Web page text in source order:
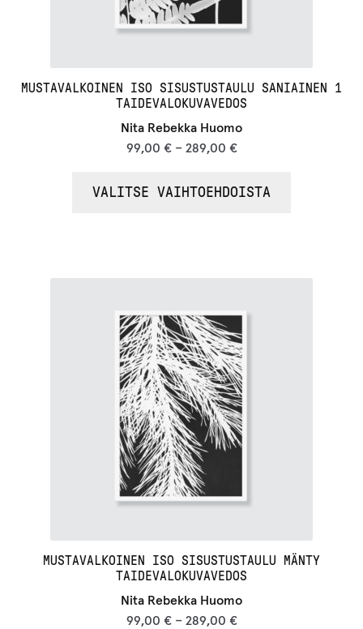
MUSTAVALKOINEN ISO SISUSTUSTAULU SANIAINEN 1
TAIDEVALOKUVAVEDOS
Nita Rebekka Huomo
99,00 €– 289,00 €
VALITSE VAIHTOEHDOISTA
MUSTAVALKOINEN ISO SISUSTUSTAULU MÄNTY
TAIDEVALOKUVAVEDOS
Nita Rebekka Huomo
99,00 €– 289,00 €